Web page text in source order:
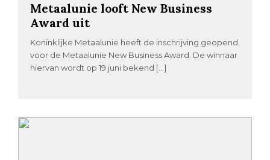
Metaalunie looft New Business
Award uit
Koninklijke Metaalunie heeft de inschrijving geopend
voor de Metaalunie New Business Award. De winnaar
hiervan wordt op 19 juni bekend […]